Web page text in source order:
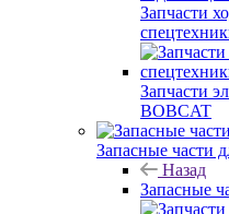
Запчасти
Запчасти
BOBCAT
Запасные части
Назад
Запасные